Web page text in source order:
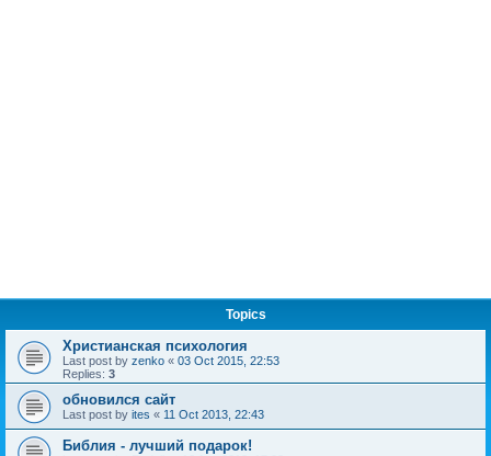
Topics
Христианская психология
Last post by zenko « 03 Oct 2015, 22:53
Replies: 3
обновился сайт
Last post by ites « 11 Oct 2013, 22:43
Библия - лучший подарок!